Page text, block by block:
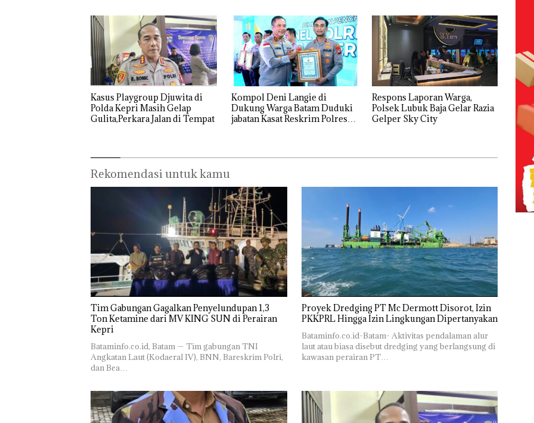
Kasus Playgroup Djuwita di
Polda Kepri Masih Gelap
Gulita,Perkara Jalan di Tempat
Kompol Deni Langie di
Dukung Warga Batam Duduki
jabatan Kasat Reskrim Polresta
Respons Laporan Warga,
Polsek Lubuk Baja Gelar Razia
Gelper Sky City
Rekomendasi untuk kamu
Tim Gabungan Gagalkan Penyelundupan 1,3
Ton Ketamine dari MV KING SUN di Perairan
‎​Bataminfo.co.id, Batam — Tim gabungan TNI
Angkatan Laut (Kodaeral IV), BNN, Bareskrim Polri,
dan Bea…
Proyek Dredging PT Mc Dermott Disorot, Izin
PKKPRL Hingga Izin Lingkungan Dipertanyakan
Bataminfo.co.id-Batam- Aktivitas pendalaman alur
laut atau biasa disebut dredging yang berlangsung di
kawasan perairan PT…